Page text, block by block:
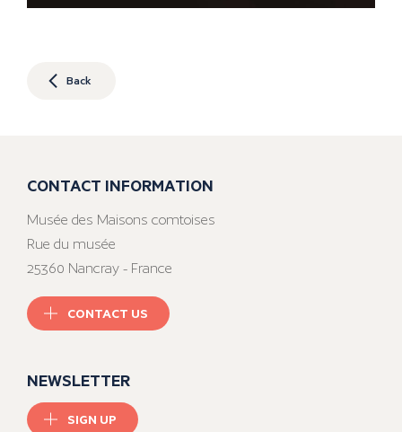
Back
CONTACT INFORMATION
Musée des Maisons comtoises
Rue du musée
25360 Nancray - France
CONTACT US
NEWSLETTER
SIGN UP